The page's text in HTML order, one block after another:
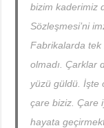
bizim kaderimiz
Sözleşmesi’ni
Fabrikalarda tek
olmadı. Çarklar
yüzü güldü. İşte
çare biziz. Çare
hayata